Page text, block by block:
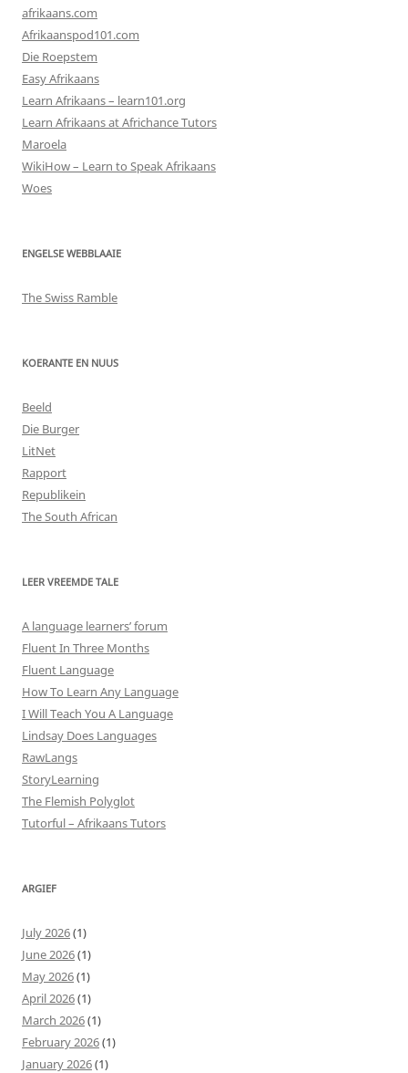
afrikaans.com
Afrikaanspod101.com
Die Roepstem
Easy Afrikaans
Learn Afrikaans – learn101.org
Learn Afrikaans at Africhance Tutors
Maroela
WikiHow – Learn to Speak Afrikaans
Woes
ENGELSE WEBBLAAIE
The Swiss Ramble
KOERANTE EN NUUS
Beeld
Die Burger
LitNet
Rapport
Republikein
The South African
LEER VREEMDE TALE
A language learners’ forum
Fluent In Three Months
Fluent Language
How To Learn Any Language
I Will Teach You A Language
Lindsay Does Languages
RawLangs
StoryLearning
The Flemish Polyglot
Tutorful – Afrikaans Tutors
ARGIEF
July 2026(1)
June 2026(1)
May 2026(1)
April 2026(1)
March 2026(1)
February 2026(1)
January 2026(1)